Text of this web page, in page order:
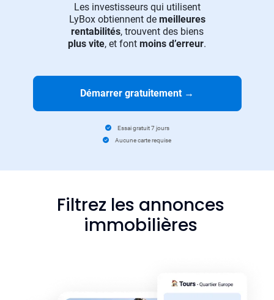
Les investisseurs qui utilisent
LyBox obtiennent de meilleures
rentabilités, trouvent des biens
plus vite, et font moins d’erreur.
Démarrer gratuitement →
Essai gratuit 7 jours
Aucune carte requise
Filtrez les annonces
immobilières